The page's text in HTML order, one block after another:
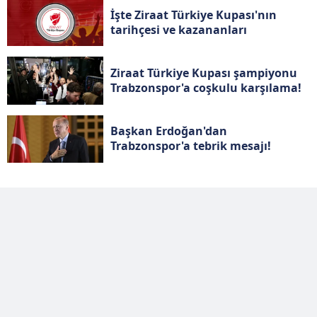
kişiselleştirilmesi ve sizlere yönelik reklam/pazarlama
faaliyetlerinin yapılması, amaçlarıyla sınırlı olarak açık
rızanız dahilinde kullanılacaktır.
Çerezlere ilişkin tercihlerinizi aşağıda yer alan panel
vasıtasıyla belirleyebilirsiniz. Çerezlere ilişkin detaylı bilgi
için Ayarlar butonuna tıklayabilir,
Metnimiziziyaret edebilirsiniz.
6698 sayılı Kişisel Verilerin Korunması Kanunu uyarınca
İşte Ziraat Türkiye Kupası'nın
tarihçesi ve kazananları
Ziraat Türkiye Kupası şampiyonu
Trabzonspor'a coşkulu karşılama!
Başkan Erdoğan'dan
Trabzonspor'a tebrik mesajı!